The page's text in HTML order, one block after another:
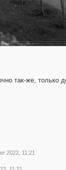
так-же,
2022, 11:21